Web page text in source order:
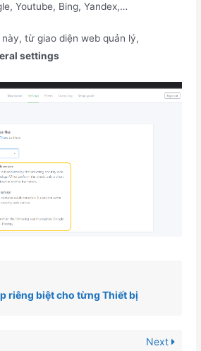
Youtube, Bing, Yandex,…
từ giao diện web quản lý,
settings
riêng biệt cho từng Thiết bị
Next